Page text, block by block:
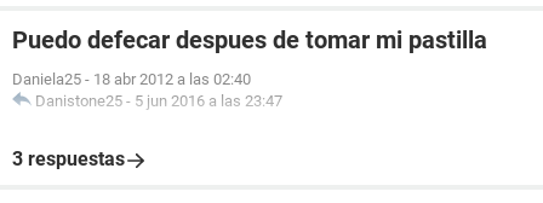
Puedo defecar despues de tomar mi pastilla
Daniela25 - 18 abr 2012 a las 02:40
Danistone25 - 5 jun 2016 a las 23:47
3 respuestas